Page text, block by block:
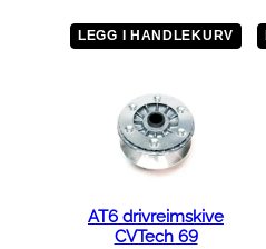
LEGG I HANDLEKURV
AT6 drivreimskive
CVTech 69